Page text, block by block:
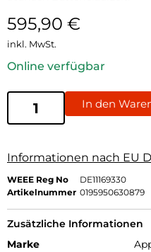
595,90 €
inkl. MwSt.
Online verfügbar
In den
Informationen nach EU
WEEE Reg No
DE11169330
Artikelnummer 0195950630879
Zusätzliche Informationen
Marke